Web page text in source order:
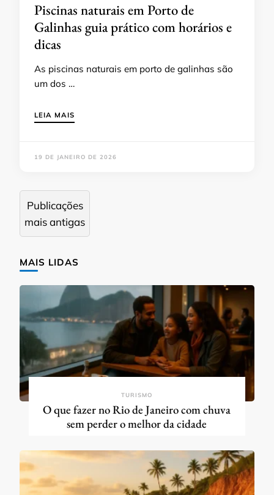
Piscinas naturais em Porto de
Galinhas guia prático com horários e
dicas
As piscinas naturais em porto de galinhas são
um dos …
LEIA MAIS
19 DE JANEIRO DE 2026
Navegação
por
posts
Publicações
mais antigas
MAIS LIDAS
TURISMO
O que fazer no Rio de Janeiro com chuva
sem perder o melhor da cidade